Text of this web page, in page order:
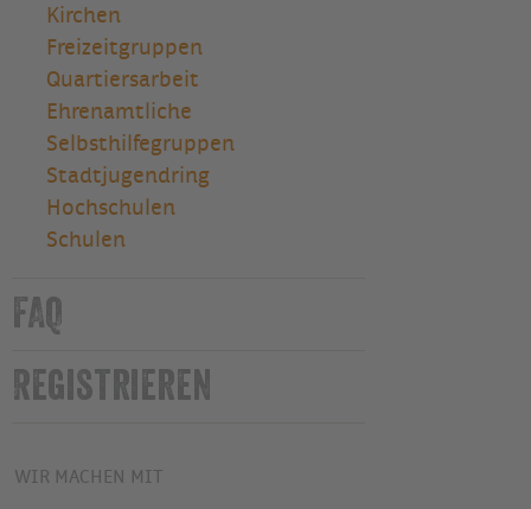
Kirchen
Freizeitgruppen
Quartiersarbeit
Ehrenamtliche
Selbsthilfegruppen
Stadtjugendring
Hochschulen
Schulen
FAQ
Registrieren
WIR MACHEN MIT